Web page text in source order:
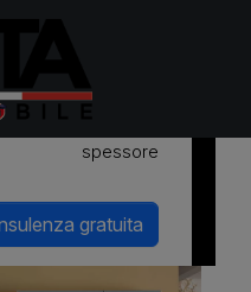
orizzontali di
spessore
gratuita